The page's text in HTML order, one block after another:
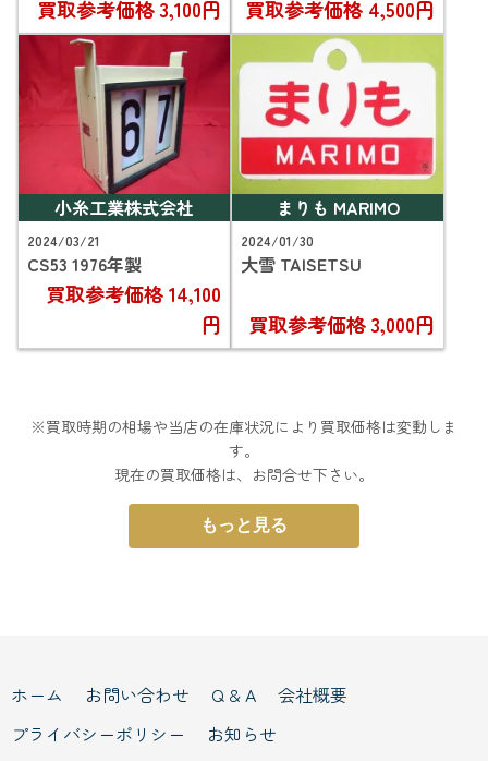
買取参考価格3,100円 買取参考価格 4,500円
小糸工業株式会社
2024/03/21
CS53 1976年製
買取参考価格14,100
円
まりも MARIMO
2024/01/30
大雪 TAISETSU
買取参考価格3,000円
※買取時期の相場や当店の在庫状況により買取価格は変動しま
す。
現在の買取価格は、お問合せ下さい。
もっと見る
ホーム お問い合わせ Q & A
会社概要
プライバシーポリシー
お知らせ